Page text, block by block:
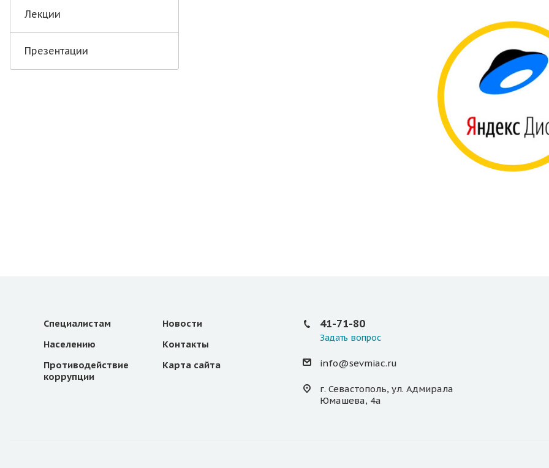
Лекции
Презентации
Специалистам
Населению
Противодействие
коррупции
Новости
Контакты
Карта сайта
41-71-80
Задать вопрос
info@sevmiac.ru
г. Севастополь, ул. Адмирала
Юмашева, 4а